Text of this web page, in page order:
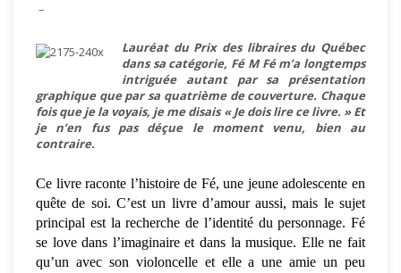
–
Lauréat du Prix des libraires du Québec
dans sa catégorie, Fé M Fé m’a longtemps
intriguée autant par sa présentation
graphique que par sa quatrième de couverture. Chaque
fois que je la voyais, je me disais « Je dois lire ce livre. » Et
je n’en fus pas déçue le moment venu, bien au
contraire.
Ce livre raconte l’histoire de Fé, une jeune adolescente en
quête de soi. C’est un livre d’amour aussi, mais le sujet
principal est la recherche de l’identité du personnage. Fé
se love dans l’imaginaire et dans la musique. Elle ne fait
qu’un avec son violoncelle et elle a une amie un peu